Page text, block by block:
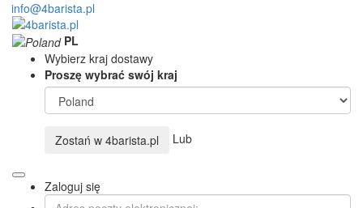
info@4barista.pl
PL
Wybierz kraj dostawy
Proszę wybrać swój kraj
Zostań w 4barista.pl Lub
Zaloguj się